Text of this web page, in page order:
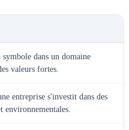
dans un domaine
valeurs fortes.
entreprise s'investit dans des
environnementales.